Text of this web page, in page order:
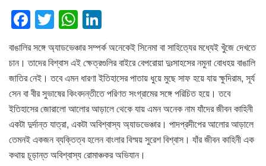
F
a
c
e
b
o
o
k
T
wi
tt
er
W
h
at
s
A
p
p
n
k
e
dI
n
বাঙালির সঙ্গে অ্যাডভেঞ্চার সম্পর্ক অনেকেই সিনেমা বা সাহিত্যের মধ্যেই খুঁজে দেখতে
চান। তাদের বিশ্বাস এই ক্ষেত্রগুলির বাইরে বেপরোয়া দুঃসাহসের নমুনা বোধহয় বাঙালি
জাতির নেই। তবে এমন ধারণা ইতিহাসের পাতায় ধুয়ে মুছে সাফ হয়ে যায় ক্ষুদিরাম, সূর্য
সেন বা বীর সুভাষের কিংবদন্তীতে পরিণত সংগ্রামের সঙ্গে পরিচিত হয়ে। তবে
ইতিহাসের জোরালো আলোর আড়ালে থেকে যায় এমন অনেক নাম যাঁদের জীবন কাহিনী
একটা দুর্দান্ত যাত্রা, একটা অবিশ্বাস্য অ্যাডভেঞ্চার। পাদপ্রদীপের আলোর আড়ালে
তেমনই একজন ব্যক্তিত্ব হলেন বাংলার বিস্ময় সুরেশ বিশ্বাস। যাঁর জীবন কাহিনী এক
কথায় চূড়ান্ত অবিশ্বাস্য রোমাঞ্চকর অভিযান।